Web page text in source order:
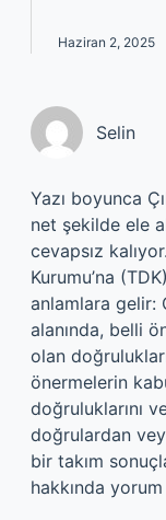
Haziran 2, 2025
Selin
Yazı boyunca
net şekilde ele
cevapsız
Kurumu’na
anlamlara gelir:
alanında, belli
olan
önermelerin
doğruluklarını
doğrulardan
bir takım
hakkında